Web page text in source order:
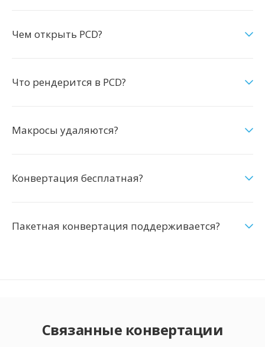
Чем открыть PCD?
Что рендерится в PCD?
Макросы удаляются?
Конвертация бесплатная?
Пакетная конвертация поддерживается?
Связанные конвертации